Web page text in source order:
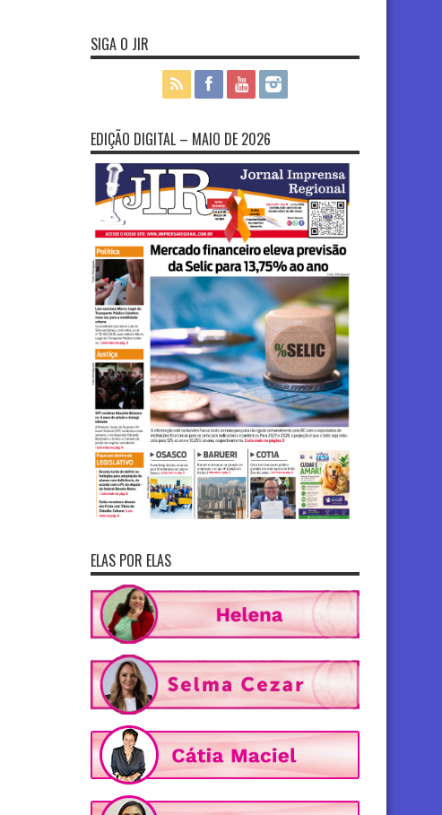
SIGA O JIR
EDIÇÃO DIGITAL – MAIO DE 2026
ELAS POR ELAS